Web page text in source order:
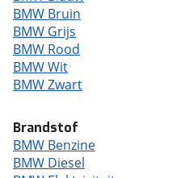
BMW Bruin
BMW Grijs
BMW Rood
BMW Wit
BMW Zwart
Brandstof
BMW Benzine
BMW Diesel